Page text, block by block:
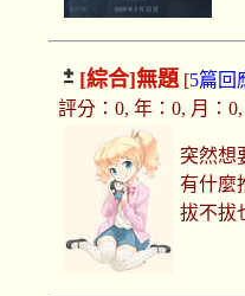
[綜合]無題 [5篇回
評分：0, 年：0, 月：
突然想
有什麼
拔不拔